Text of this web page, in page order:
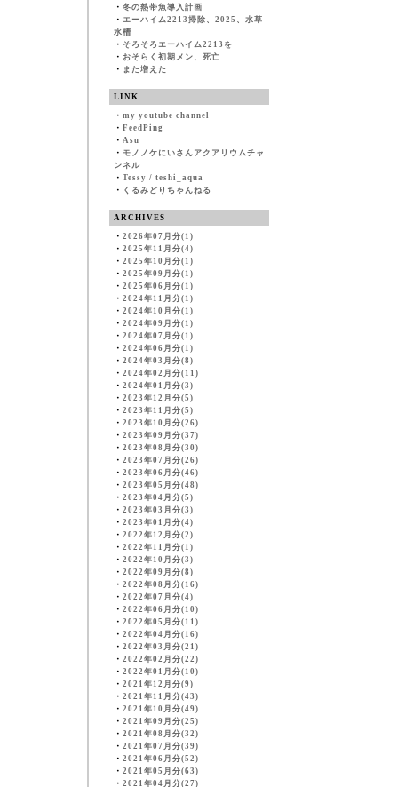
・ 冬の熱帯魚導入計画
・ エーハイム2213掃除、2025、水草
水槽
・ そろそろエーハイム2213を
・ おそらく初期メン、死亡
・ また増えた
LINK
・ my youtube channel
・ FeedPing
・ Asu
・ モノノケにいさんアクアリウムチャ
ンネル
・ Tessy / teshi_aqua
・ くるみどりちゃんねる
ARCHIVES
・ 2026年07月分(1)
・ 2025年11月分(4)
・ 2025年10月分(1)
・ 2025年09月分(1)
・ 2025年06月分(1)
・ 2024年11月分(1)
・ 2024年10月分(1)
・ 2024年09月分(1)
・ 2024年07月分(1)
・ 2024年06月分(1)
・ 2024年03月分(8)
・ 2024年02月分(11)
・ 2024年01月分(3)
・ 2023年12月分(5)
・ 2023年11月分(5)
・ 2023年10月分(26)
・ 2023年09月分(37)
・ 2023年08月分(30)
・ 2023年07月分(26)
・ 2023年06月分(46)
・ 2023年05月分(48)
・ 2023年04月分(5)
・ 2023年03月分(3)
・ 2023年01月分(4)
・ 2022年12月分(2)
・ 2022年11月分(1)
・ 2022年10月分(3)
・ 2022年09月分(8)
・ 2022年08月分(16)
・ 2022年07月分(4)
・ 2022年06月分(10)
・ 2022年05月分(11)
・ 2022年04月分(16)
・ 2022年03月分(21)
・ 2022年02月分(22)
・ 2022年01月分(10)
・ 2021年12月分(9)
・ 2021年11月分(43)
・ 2021年10月分(49)
・ 2021年09月分(25)
・ 2021年08月分(32)
・ 2021年07月分(39)
・ 2021年06月分(52)
・ 2021年05月分(63)
・ 2021年04月分(27)